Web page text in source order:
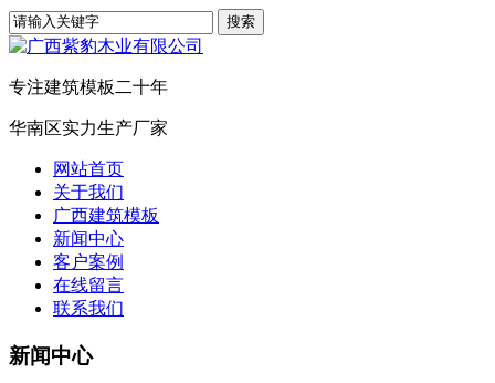
专注建筑模板二十年
华南区实力生产厂家
网站首页
关于我们
广西建筑模板
新闻中心
客户案例
在线留言
联系我们
新闻中心